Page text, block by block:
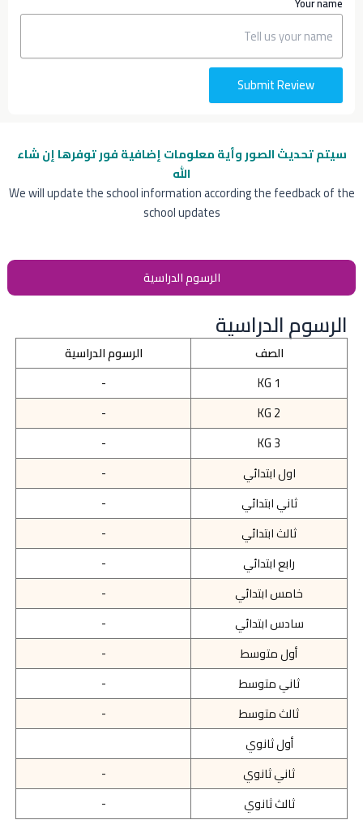
سيتم تحديث الصور وأية معلومات إضافيةفور توفرها إن شاء
الله
We will update the school information according the feedback of the
school updates
الرسوم الدراسية
الرسوم الدراسية
الصف
الرسوم الدراسية
KG 1
-
KG 2
-
KG 3
-
اول ابتدائي
-
ثاني ابتدائي
-
ثالث ابتدائي
-
رابع ابتدائي
-
خامس ابتدائي
-
سادس ابتدائي
-
أول متوسط
-
ثاني متوسط
-
ثالث متوسط
-
أول ثانوي
ثاني ثانوي
-
ثالث ثانوي
-
Submit Review